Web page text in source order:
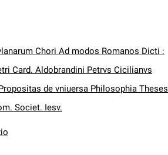
Chori Ad modos Romanos Dicti :
Card. Aldobrandini Petrvs Cicilianvs
de vniuersa Philosophia Theses
Societ. Iesv.